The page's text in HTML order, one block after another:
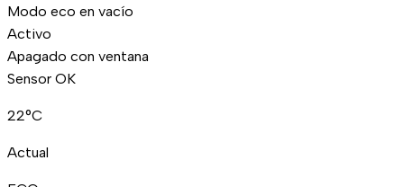
Modo eco en vacío
Activo
Apagado con ventana
Sensor OK
22°C
Actual